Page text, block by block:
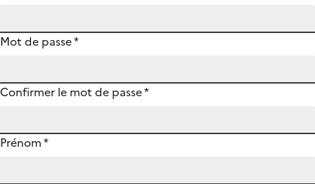
Mot de passe*
Confirmer le mot de passe*
Prénom*